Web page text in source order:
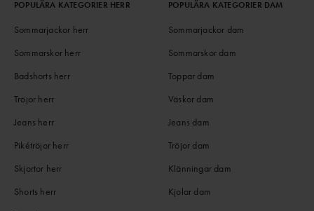
POPULÄRA KATEGORIER HERR
Sommarjackor herr
Sommarskor herr
Badshorts herr
Tröjor herr
Jeans herr
Pikétröjor herr
Skjortor herr
Shorts herr
POPULÄRA KATEGORIER DAM
Sommarjackor dam
Sommarskor dam
Toppar dam
Väskor dam
Jeans dam
Tröjor dam
Klänningar dam
Kjolar dam